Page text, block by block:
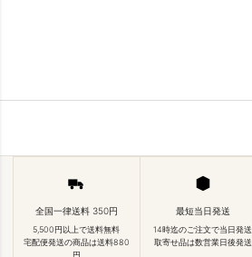
全国一律送料 350円
5,500円以上で送料無料
宅配便発送の商品は送料880
円
最短当日発送
14時迄のご注文で当日発送
取寄せ品は数営業日後発送